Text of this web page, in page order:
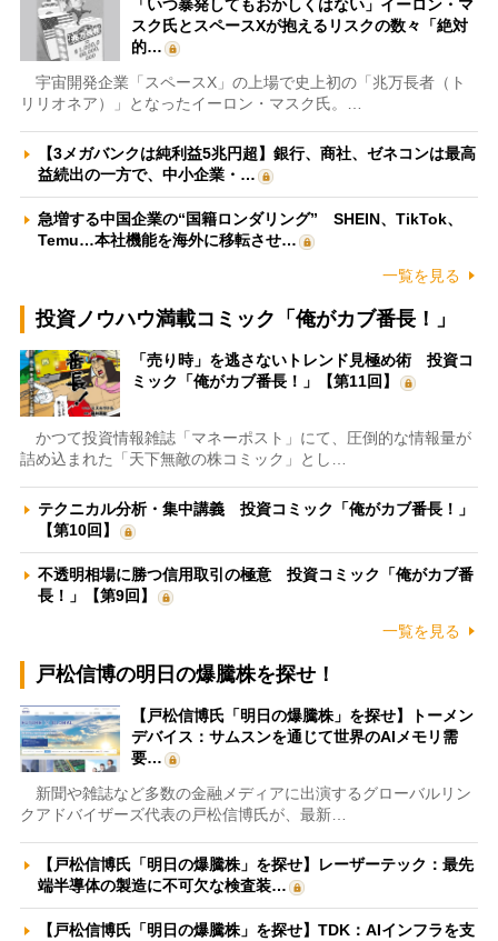
「いつ暴発してもおかしくはない」イーロン・マ
スク氏とスペースXが抱えるリスクの数々「絶対
的…
宇宙開発企業「スペースX」の上場で史上初の「兆万長者（ト
リリオネア）」となったイーロン・マスク氏。…
【3メガバンクは純利益5兆円超】銀行、商社、ゼネコンは最高
益続出の一方で、中小企業・…
急増する中国企業の“国籍ロンダリング” SHEIN、TikTok、
Temu…本社機能を海外に移転させ…
一覧を見る
投資ノウハウ満載コミック「俺がカブ番長！」
「売り時」を逃さないトレンド見極め術 投資コ
ミック「俺がカブ番長！」【第11回】
かつて投資情報雑誌「マネーポスト」にて、圧倒的な情報量が
詰め込まれた「天下無敵の株コミック」とし…
テクニカル分析・集中講義 投資コミック「俺がカブ番長！」
【第10回】
不透明相場に勝つ信用取引の極意 投資コミック「俺がカブ番
長！」【第9回】
一覧を見る
戸松信博の明日の爆騰株を探せ！
【戸松信博氏「明日の爆騰株」を探せ】トーメン
デバイス：サムスンを通じて世界のAIメモリ需
要…
新聞や雑誌など多数の金融メディアに出演するグローバルリン
クアドバイザーズ代表の戸松信博氏が、最新…
【戸松信博氏「明日の爆騰株」を探せ】レーザーテック：最先
端半導体の製造に不可欠な検査装…
【戸松信博氏「明日の爆騰株」を探せ】TDK：AIインフラを支